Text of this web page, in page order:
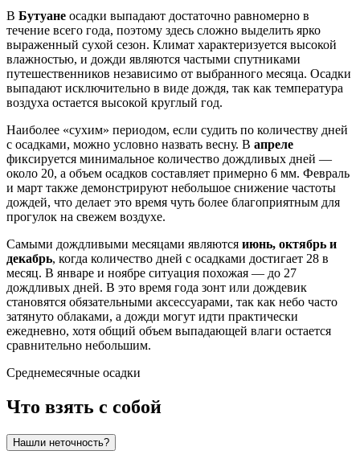
В Бутуане осадки выпадают достаточно равномерно в
течение всего года, поэтому здесь сложно выделить ярко
выраженный сухой сезон. Климат характеризуется высокой
влажностью, и дожди являются частыми спутниками
путешественников независимо от выбранного месяца. Осадки
выпадают исключительно в виде дождя, так как температура
воздуха остается высокой круглый год.
Наиболее «сухим» периодом, если судить по количеству дней
с осадками, можно условно назвать весну. В апреле
фиксируется минимальное количество дождливых дней —
около 20, а объем осадков составляет примерно 6 мм. Февраль
и март также демонстрируют небольшое снижение частоты
дождей, что делает это время чуть более благоприятным для
прогулок на свежем воздухе.
Самыми дождливыми месяцами являются июнь, октябрь и
декабрь, когда количество дней с осадками достигает 28 в
месяц. В январе и ноябре ситуация похожая — до 27
дождливых дней. В это время года зонт или дождевик
становятся обязательными аксессуарами, так как небо часто
затянуто облаками, а дожди могут идти практически
ежедневно, хотя общий объем выпадающей влаги остается
сравнительно небольшим.
Среднемесячные осадки
Что взять с собой
Нашли неточность?